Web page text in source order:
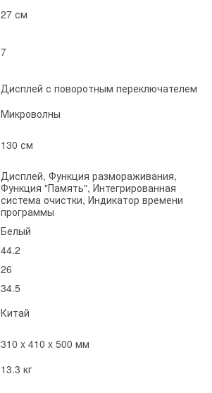
27 см
7
Дисплей с поворотным переключателем
Микроволны
130 см
Дисплей, Функция размораживания,
Функция "Память", Интегрированная
система очистки, Индикатор времени
программы
Белый
44.2
26
34.5
Китай
310 x 410 x 500 мм
13.3 кг